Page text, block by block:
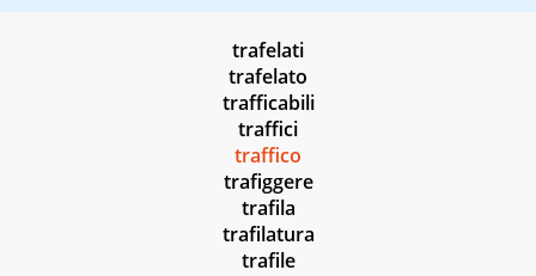
trafelati
trafelato
trafficabili
traffici
traffico
trafiggere
trafila
trafilatura
trafile